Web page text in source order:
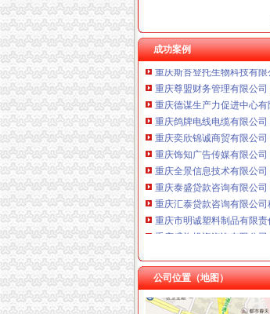
成功案例
重庆汇泰贷款咨询有限公
重庆市明诚塑料制品有限
重庆盛旗投资咨询有限公司
重庆斯苔登托生物科技有限
重庆尊盟财务管理有限公司
重庆德谋生产力促进中心有
重庆鸽牌电线电缆有限公司
重庆奕欣锦诚商贸有限公司
重庆饰知广告传媒有限公司
重庆全景信息技术有限公司
重庆泰盛贷款咨询有限公司
重庆汇泰贷款咨询有限公司
重庆市明诚塑料制品有限责
重庆盛旗投资咨询有限公
重庆斯苔登托生物科技有限
重庆尊盟财务管理有限公
重庆德谋生产力促进中心有
公司位置（地图）